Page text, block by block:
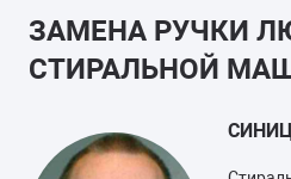
ЗАМЕНА РУЧКИ
СТИРАЛЬНОЙ